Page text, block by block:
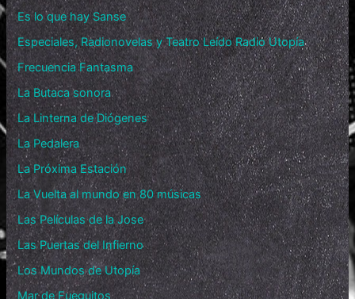
Es lo que hay Sanse
Especiales, Radionovelas y Teatro Leído Radio Utopía
Frecuencia Fantasma
La Butaca sonora
La Linterna de Diógenes
La Pedalera
La Próxima Estación
La Vuelta al mundo en 80 músicas
Las Películas de la Jose
Las Puertas del Infierno
Los Mundos de Utopía
Mar de Fueguitos